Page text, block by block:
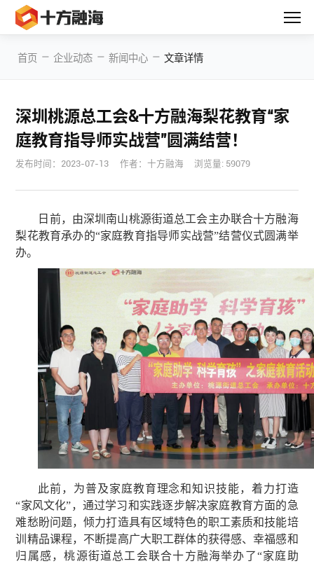
首页 — 企业动态 — 新闻中心 — 文章详情
深圳桃源总工会&十方融海梨花教育“家
庭教育指导师实战营”圆满结营！
发布时间： 2023-07-13 作者：十方融海 浏览量: 59079
日前，由深圳南山桃源街道总工会主办联合十方融海
梨花教育承办的“家庭教育指导师实战营”结营仪式圆满举
办。
此前，为普及家庭教育理念和知识技能，着力打造
“家风文化”，通过学习和实践逐步解决家庭教育方面的急
难愁盼问题，倾力打造具有区域特色的职工素质和技能培
训精品课程，不断提高广大职工群体的获得感、幸福感和
归属感，桃源街道总工会联合十方融海举办了“家庭助